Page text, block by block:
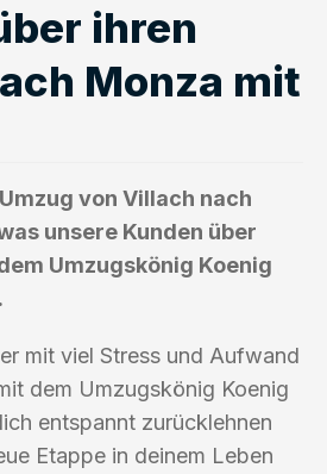
ihren
Monza mit
von Villach nach
unsere Kunden über
Umzugskönig Koenig
mit viel Stress und Aufwand
dem Umzugskönig Koenig
entspannt zurücklehnen
Etappe in deinem Leben